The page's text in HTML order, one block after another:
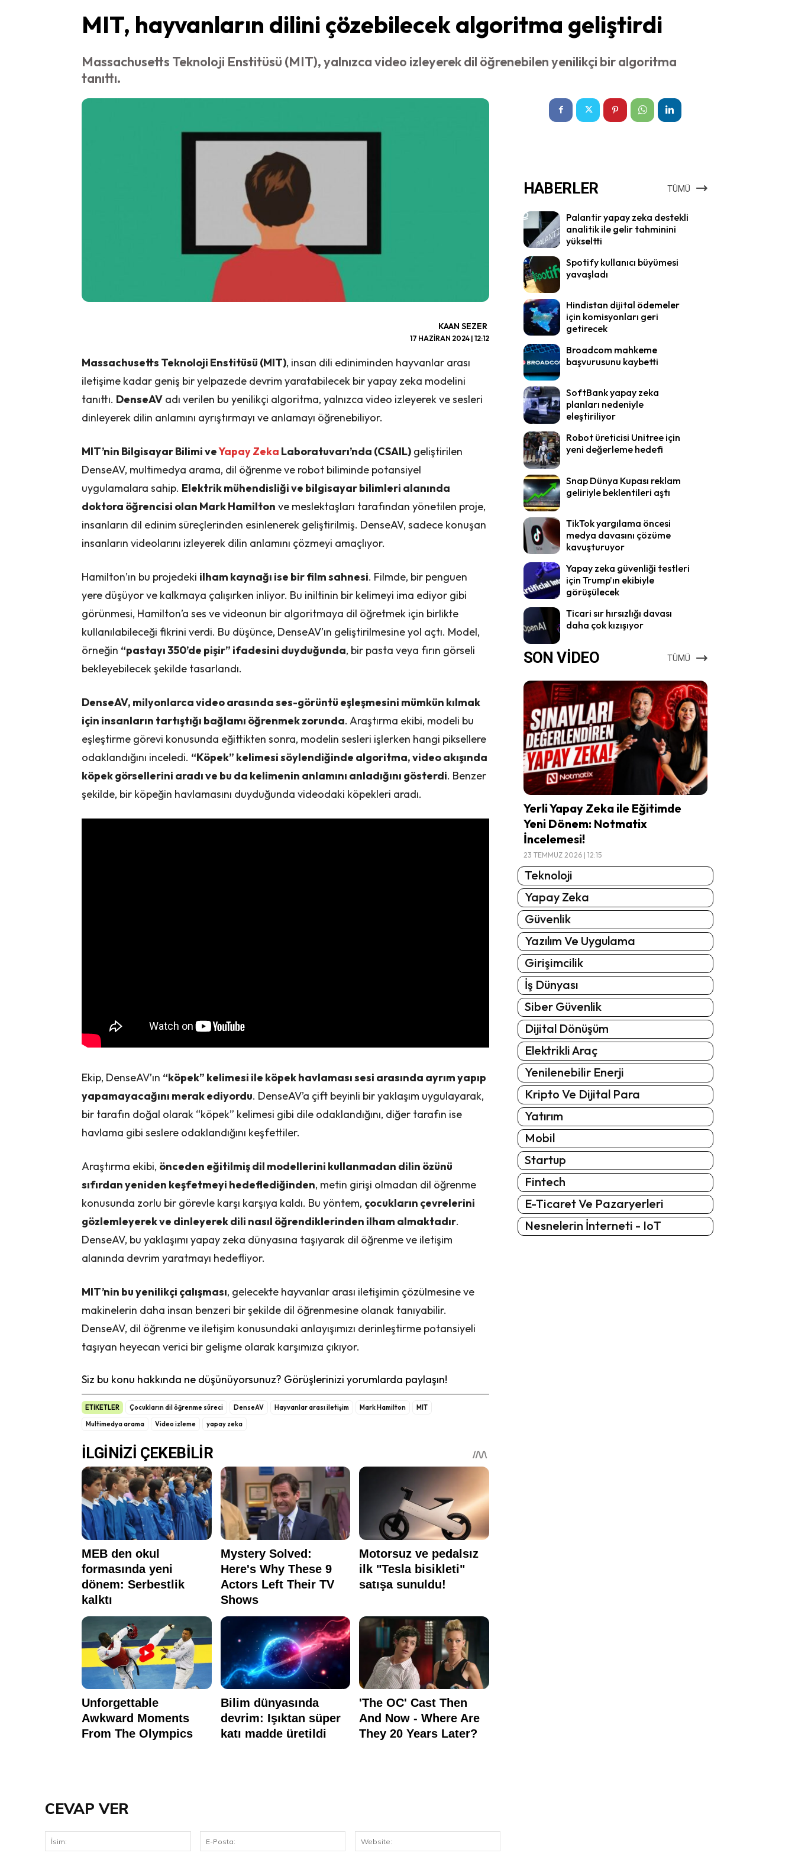
MIT, hayvanların dilini çözebilecek algoritma geliştirdi
Massachusetts Teknoloji Enstitüsü (MIT), yalnızca video izleyerek dil öğrenebilen yenilikçi bir algoritma
tanıttı.
KAAN SEZER
17 HAZIRAN 2024 | 12:12
Massachusetts Teknoloji Enstitüsü (MIT), insan dili ediniminden hayvanlar arası
iletişime kadar geniş bir yelpazede devrim yaratabilecek bir yapay zeka modelini
tanıttı. DenseAV adı verilen bu yenilikçi algoritma, yalnızca video izleyerek ve sesleri
dinleyerek dilin anlamını ayrıştırmayı ve anlamayı öğrenebiliyor.
MIT’nin Bilgisayar Bilimi veYapay Zeka Laboratuvarı’nda (CSAIL) geliştirilen
DenseAV, multimedya arama, dil öğrenme ve robot biliminde potansiyel
uygulamalara sahip. Elektrik mühendisliği ve bilgisayar bilimleri alanında
doktora öğrencisi olan Mark Hamilton ve meslektaşları tarafından yönetilen proje,
insanların dil edinim süreçlerinden esinlenerek geliştirilmiş. DenseAV, sadece konuşan
insanların videolarını izleyerek dilin anlamını çözmeyi amaçlıyor.
Hamilton’ın bu projedeki ilham kaynağı ise bir film sahnesi. Filmde, bir penguen
yere düşüyor ve kalkmaya çalışırken inliyor. Bu iniltinin bir kelimeyi ima ediyor gibi
görünmesi, Hamilton’a ses ve videonun bir algoritmaya dil öğretmek için birlikte
kullanılabileceği fikrini verdi. Bu düşünce, DenseAV’ın geliştirilmesine yol açtı. Model,
örneğin “pastayı 350’de pişir” ifadesini duyduğunda, bir pasta veya fırın görseli
bekleyebilecek şekilde tasarlandı.
DenseAV, milyonlarca video arasında ses-görüntü eşleşmesini mümkün kılmak
için insanların tartıştığı bağlamı öğrenmek zorunda. Araştırma ekibi, modeli bu
eşleştirme görevi konusunda eğittikten sonra, modelin sesleri işlerken hangi piksellere
odaklandığını inceledi. “Köpek” kelimesi söylendiğinde algoritma, video akışında
köpek görsellerini aradı ve bu da kelimenin anlamını anladığını gösterdi. Benzer
şekilde, bir köpeğin havlamasını duyduğunda videodaki köpekleri aradı.
Ekip, DenseAV’ın “köpek” kelimesi ile köpek havlaması sesi arasında ayrım yapıp
yapamayacağını merak ediyordu. DenseAV’a çift beyinli bir yaklaşım uygulayarak,
bir tarafın doğal olarak “köpek” kelimesi gibi dile odaklandığını, diğer tarafın ise
havlama gibi seslere odaklandığını keşfettiler.
Araştırma ekibi, önceden eğitilmiş dil modellerini kullanmadan dilin özünü
sıfırdan yeniden keşfetmeyi hedeflediğinden, metin girişi olmadan dil öğrenme
konusunda zorlu bir görevle karşı karşıya kaldı. Bu yöntem, çocukların çevrelerini
gözlemleyerek ve dinleyerek dili nasıl öğrendiklerinden ilham almaktadır.
DenseAV, bu yaklaşımı yapay zeka dünyasına taşıyarak dil öğrenme ve iletişim
alanında devrim yaratmayı hedefliyor.
MIT’nin bu yenilikçi çalışması, gelecekte hayvanlar arası iletişimin çözülmesine ve
makinelerin daha insan benzeri bir şekilde dil öğrenmesine olanak tanıyabilir.
DenseAV, dil öğrenme ve iletişim konusundaki anlayışımızı derinleştirme potansiyeli
taşıyan heyecan verici bir gelişme olarak karşımıza çıkıyor.
Siz bu konu hakkında ne düşünüyorsunuz? Görüşlerinizi yorumlarda paylaşın!
ETİKETLER Çocukların dil öğrenme süreci DenseAV Hayvanlar arası iletişim Mark Hamilton
MIT
Multimedya arama
Video izleme yapay zeka
HABERLER TÜMÜ
Palantir yapay zeka destekli
analitik ile gelir tahminini
yükseltti
Spotify kullanıcı büyümesi
yavaşladı
Hindistan dijital ödemeler
için komisyonları geri
getirecek
Broadcom mahkeme
başvurusunu kaybetti
SoftBank yapay zeka
planları nedeniyle
eleştiriliyor
Robot üreticisi Unitree için
yeni değerleme hedefi
Snap Dünya Kupası reklam
geliriyle beklentileri aştı
TikTok yargılama öncesi
medya davasını çözüme
kavuşturuyor
Yapay zeka güvenliği testleri
için Trump’ın ekibiyle
görüşülecek
Ticari sır hırsızlığı davası
daha çok kızışıyor
SON VİDEO TÜMÜ
Yerli Yapay Zeka ile Eğitimde
Yeni Dönem: Notmatix
İncelemesi!
23 TEMMUZ 2026 | 12:15
Teknoloji
Yapay Zeka
Güvenlik
Yazılım Ve Uygulama
Girişimcilik
İş Dünyası
Siber Güvenlik
Dijital Dönüşüm
Elektrikli Araç
Yenilenebilir Enerji
Kripto Ve Dijital Para
Yatırım
Mobil
Startup
Fintech
E-Ticaret Ve Pazaryerleri
Nesnelerin İnterneti - IoT
CEVAP VER
Posta: